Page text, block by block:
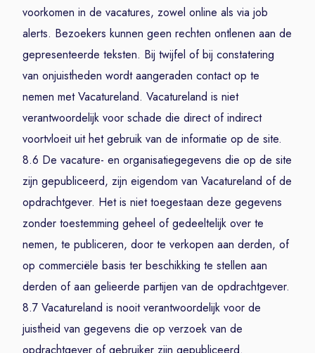
voorkomen in de vacatures, zowel online als via job
alerts. Bezoekers kunnen geen rechten ontlenen aan de
gepresenteerde teksten. Bij twijfel of bij constatering
van onjuistheden wordt aangeraden contact op te
nemen met Vacatureland. Vacatureland is niet
verantwoordelijk voor schade die direct of indirect
voortvloeit uit het gebruik van de informatie op de site.
8.6 De vacature- en organisatiegegevens die op de site
zijn gepubliceerd, zijn eigendom van Vacatureland of de
opdrachtgever. Het is niet toegestaan deze gegevens
zonder toestemming geheel of gedeeltelijk over te
nemen, te publiceren, door te verkopen aan derden, of
op commerciële basis ter beschikking te stellen aan
derden of aan gelieerde partijen van de opdrachtgever.
8.7 Vacatureland is nooit verantwoordelijk voor de
juistheid van gegevens die op verzoek van de